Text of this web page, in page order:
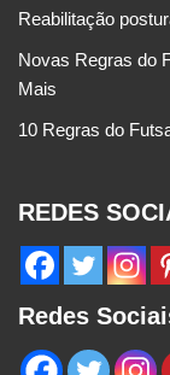
Reabilitação
Novas Regras do
Mais
10 Regras do
REDES
Redes